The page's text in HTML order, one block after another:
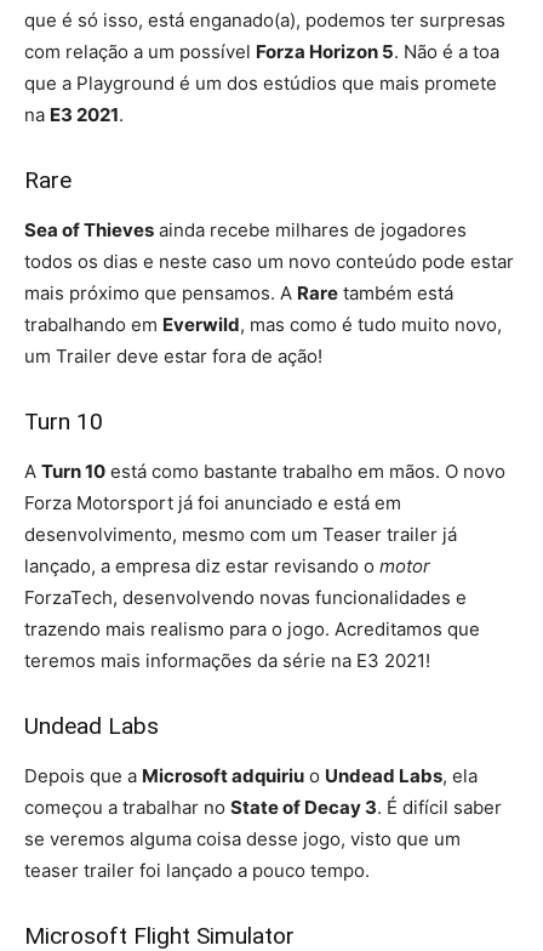
que é só isso, está enganado(a), podemos ter surpresas
com relação a um possível Forza Horizon 5. Não é a toa
que a Playground é um dos estúdios que mais promete
na E3 2021.
Rare
Sea of Thieves ainda recebe milhares de jogadores
todos os dias e neste caso um novo conteúdo pode estar
mais próximo que pensamos. A Rare também está
trabalhando em Everwild, mas como é tudo muito novo,
um Trailer deve estar fora de ação!
Turn 10
A Turn 10 está como bastante trabalho em mãos. O novo
Forza Motorsport já foi anunciado e está em
desenvolvimento, mesmo com um Teaser trailer já
lançado, a empresa diz estar revisando o motor
ForzaTech, desenvolvendo novas funcionalidades e
trazendo mais realismo para o jogo. Acreditamos que
teremos mais informações da série na E3 2021!
Undead Labs
Depois que a Microsoft adquiriu o Undead Labs, ela
começou a trabalhar no State of Decay 3. É difícil saber
se veremos alguma coisa desse jogo, visto que um
teaser trailer foi lançado a pouco tempo.
Microsoft Flight Simulator